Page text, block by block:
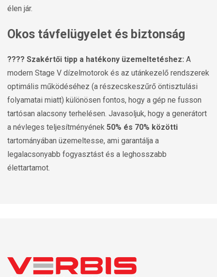
élen jár.
Okos távfelügyelet és biztonság
???? Szakértői tipp a hatékony üzemeltetéshez: A
modern Stage V dízelmotorok és az utánkezelő rendszerek
optimális működéséhez (a részecskeszűrő öntisztulási
folyamatai miatt) különösen fontos, hogy a gép ne fusson
tartósan alacsony terhelésen. Javasoljuk, hogy a generátort
a névleges teljesítményének 50% és 70% közötti
tartományában üzemeltesse, ami garantálja a
legalacsonyabb fogyasztást és a leghosszabb
élettartamot.